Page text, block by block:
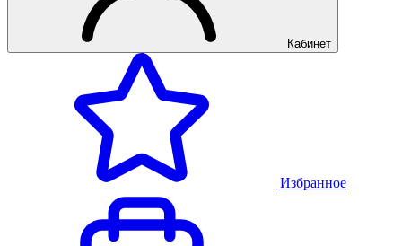
Кабинет
Избранное